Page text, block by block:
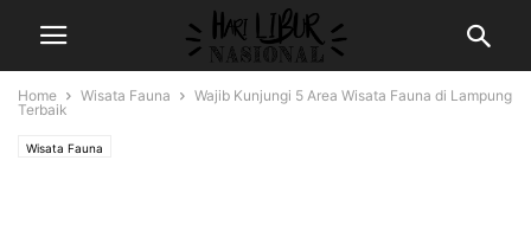
Home Wisata Fauna
Wajib Kunjungi 5 Area Wisata Fauna di Lampung
Terbaik
Wisata Fauna